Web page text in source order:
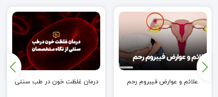
علائم و عوارض فیبروم رحم درمان غلظت خون در طب سنتی